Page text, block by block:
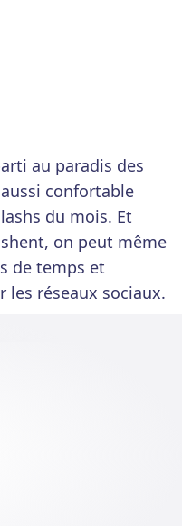
au paradis des
confortable
du mois. Et
on peut même
de temps et
les réseaux sociaux.